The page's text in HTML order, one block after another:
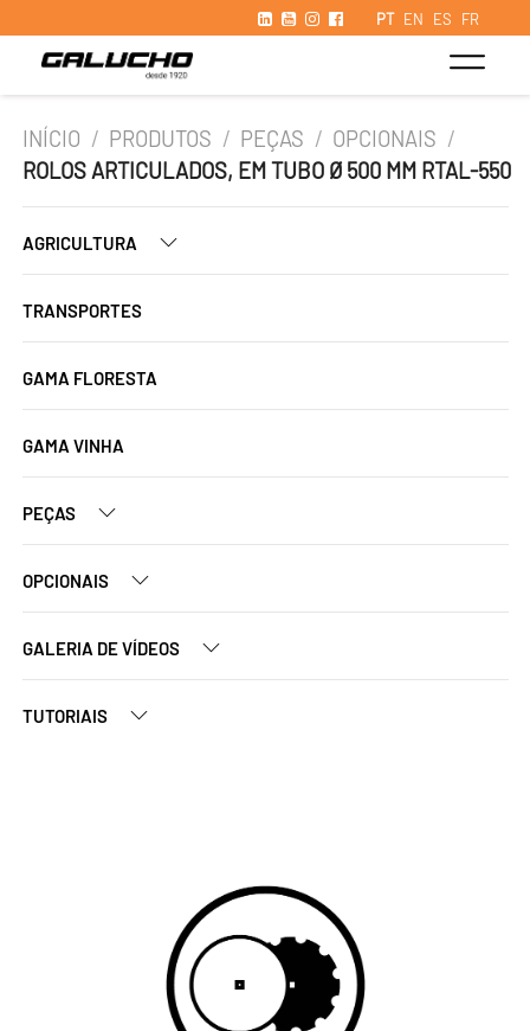
PT EN ES FR
INÍCIO / PRODUTOS / PEÇAS / OPCIONAIS /
ROLOS ARTICULADOS, EM TUBO Ø 500 MM RTAL-550
AGRICULTURA
TRANSPORTES
GAMA FLORESTA
GAMA VINHA
PEÇAS
OPCIONAIS
GALERIA DE VÍDEOS
TUTORIAIS